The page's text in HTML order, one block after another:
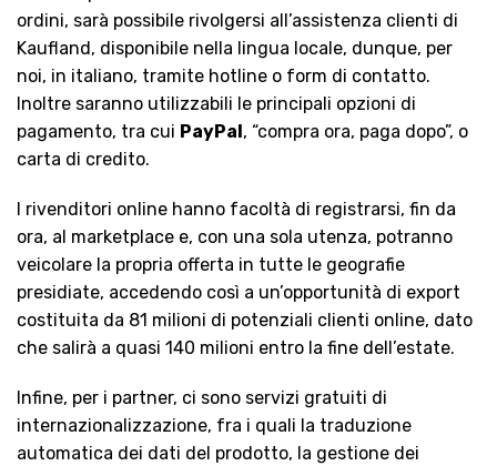
ordini, sarà possibile rivolgersi all’assistenza clienti di
Kaufland, disponibile nella lingua locale, dunque, per
noi, in italiano, tramite hotline o form di contatto.
Inoltre saranno utilizzabili le principali opzioni di
pagamento, tra cui PayPal, “compra ora, paga dopo”, o
carta di credito.
I rivenditori online hanno facoltà di registrarsi, fin da
ora, al marketplace e, con una sola utenza, potranno
veicolare la propria offerta in tutte le geografie
presidiate, accedendo così a un’opportunità di export
costituita da 81 milioni di potenziali clienti online, dato
che salirà a quasi 140 milioni entro la fine dell’estate.
Infine, per i partner, ci sono servizi gratuiti di
internazionalizzazione, fra i quali la traduzione
automatica dei dati del prodotto, la gestione dei